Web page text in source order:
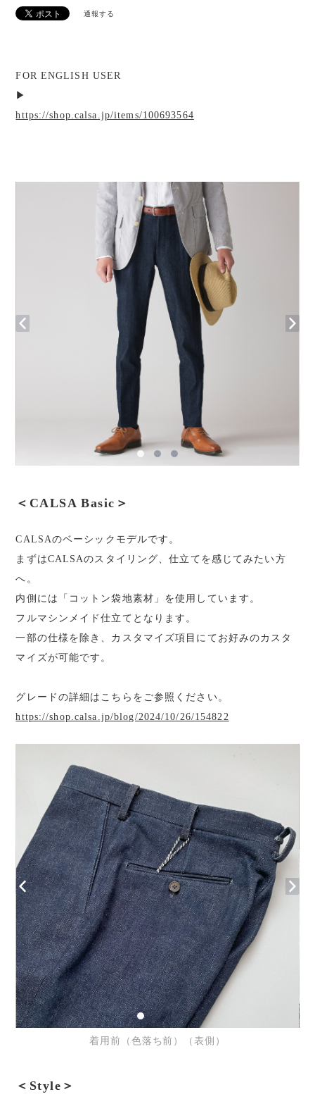
通報する
FOR ENGLISH USER
▶︎
https://shop.calsa.jp/items/100693564
＜CALSA Basic＞
CALSAのベーシックモデルです。
まずはCALSAのスタイリング、仕立てを感じてみたい方
へ。
内側には「コットン袋地素材」を使用しています。
フルマシンメイド仕立てとなります。
一部の仕様を除き、カスタマイズ項目にてお好みのカスタ
マイズが可能です。
グレードの詳細はこちらをご参照ください。
https://shop.calsa.jp/blog/2024/10/26/154822
着用前（色落ち前）（表側）
＜Style＞